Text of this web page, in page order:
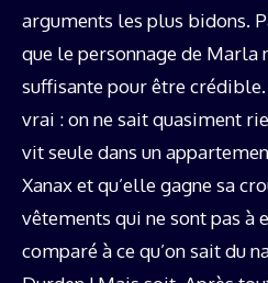
arguments les plus bidons.
que le personnage de Marla
suffisante pour être crédible.
vrai : on ne sait quasiment
vit seule dans un
Xanax et qu’elle gagne sa
vêtements qui ne sont pas à
comparé à ce qu’on sait du